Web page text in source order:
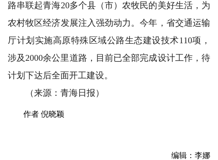
路串联起青海20多个县（市）农牧民的美好生活，为
农村牧区经济发展注入强劲动力。今年，省交通运输
厅计划实施高原特殊区域公路生态建设技术110项，
涉及2000余公里道路，目前已全部完成设计工作，待
计划下达后全面开工建设。
（来源：青海日报）
作者 倪晓颖
编辑：李娜